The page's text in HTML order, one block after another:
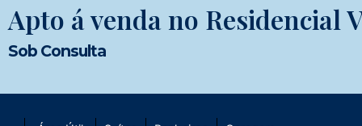
Apto á venda no Residencial
Sob Consulta